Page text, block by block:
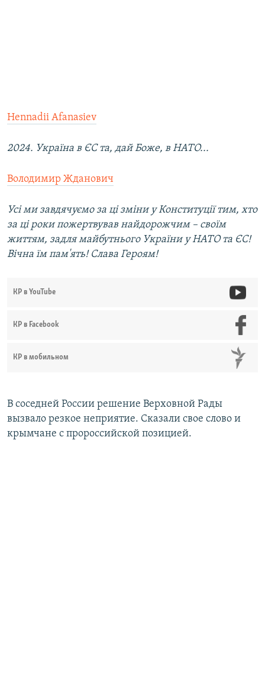
Hennadii Afanasiev
2024. Україна в ЄС та, дай Боже, в НАТО...
Володимир Жданович
Усі ми завдячуємо за ці зміни у Конституції тим, хто
за ці роки пожертвував найдорожчим – своїм
життям, задля майбутнього України у НАТО та ЄС!
Вічна їм пам'ять! Слава Героям!
КР в YouTube
КР в Facebook
КР в мобильном
В соседней России решение Верховной Рады
вызвало резкое неприятие. Сказали свое слово и
крымчане с пророссийской позицией.